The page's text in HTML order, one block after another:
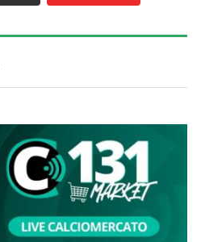
la Bora è come andare al
obiettivo Lunigiana”